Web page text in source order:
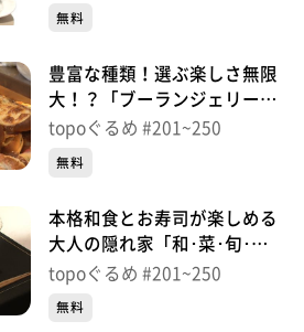
無料
豊富な種類！選ぶ楽しさ無限
大！？「ブーランジェリー
ジラフ」（若林区卸町）＃
topoぐるめ #201~250
無料
本格和食とお寿司が楽しめる
大人の隠れ家「和･菜･旬･味
たていし」（青葉区国分町）
topoぐるめ #201~250
無料